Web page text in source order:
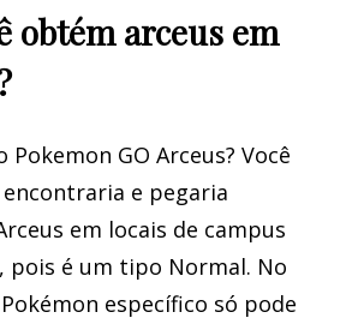
obtém arceus em
GO Arceus? Você
e pegaria
em locais de campus
pois é um tipo Normal. No
específico só pode